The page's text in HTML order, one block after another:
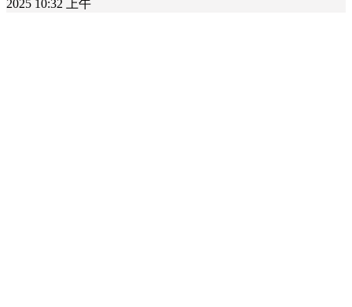
2025 10:32 上午